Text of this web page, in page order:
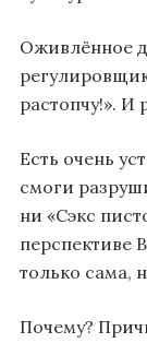
Оживлённое
растопчу!». И
Есть очень
смоги
ни «Сэкс
перспективе
только сама,
Почему?